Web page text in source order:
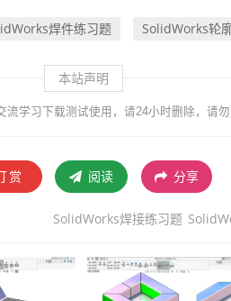
焊件练习题 SolidWorks轮
本站声明
学习下载测试使用，请24小时删除，请
赏 阅读 分享
SolidWorks焊接练习题